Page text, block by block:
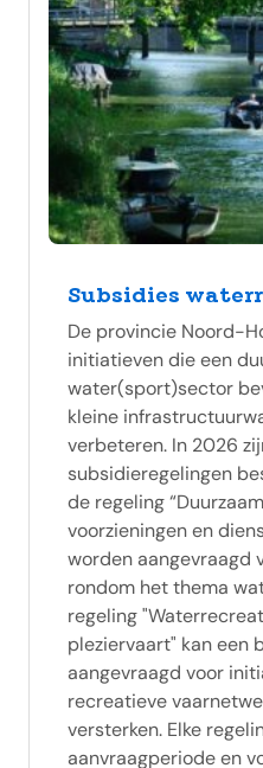
Subsidies
De provincie Noord-
initiatieven die een
water(sport)sector
kleine
verbeteren. In 2026
subsidieregelingen
de regeling
voorzieningen en
worden aangevraagd
rondom het thema
regeling
pleziervaart" kan een
aangevraagd voor
recreatieve
versterken. Elke
aanvraagperiode en